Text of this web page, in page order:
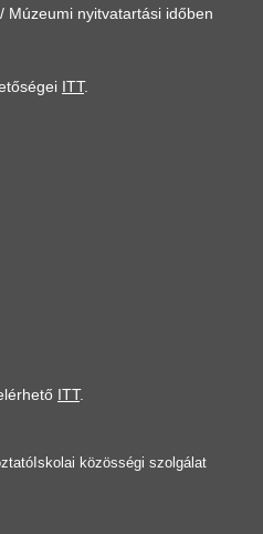
Múzeumi nyitvatartási időben
ITT.
ITT.
Iskolai közösségi szolgálat